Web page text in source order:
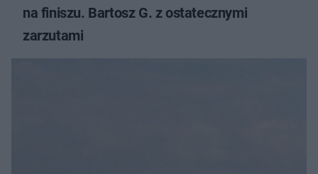
na finiszu. Bartosz G. z ostatecznymi
zarzutami